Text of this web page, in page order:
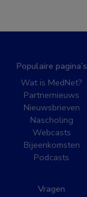
Populaire pagina’s
Wat is MedNet?
Partnernieuws
Nieuwsbrieven
Nascholing
Webcasts
Bijeenkomsten
Podcasts
Vragen